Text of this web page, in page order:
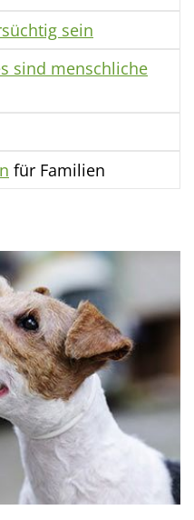
sein
sind menschliche
für Familien